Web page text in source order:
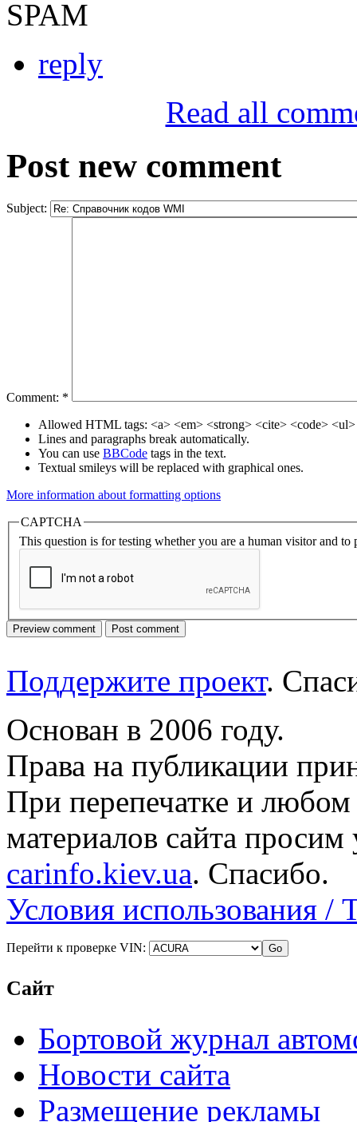
SPAM
reply
Read all
Post new comment
Subject:
Comment: *
Allowed HTML tags: <a> <em> <strong> <cite> <code>
Lines and paragraphs break automatically.
You can use BBCode tags in the text.
Textual smileys will be replaced with graphical ones.
More information about formatting options
CAPTCHA
This question is for testing whether you are a human visitor and to
Поддержите проект.
Основан в 2006 году.
Права на публикации
При перепечатке и
материалов сайта просим
carinfo.kiev.ua. Спасибо.
Условия использования /
Перейти к проверке VIN:
Сайт
Бортовой журнал
Новости сайта
Размещение рекламы